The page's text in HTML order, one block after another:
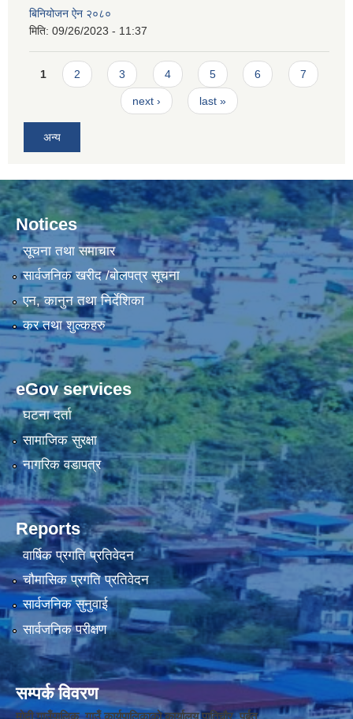
बिनियोजन ऐन २०८०
मिति: 09/26/2023 - 11:37
Pages
1 2 3 4 5 6 7
next › last »
अन्य
Notices
सूचना तथा समाचार
सार्वजनिक खरीद /बोलपत्र सूचना
एन, कानुन तथा निर्देशिका
कर तथा शुल्कहरु
eGov services
घटना दर्ता
सामाजिक सुरक्षा
नागरिक वडापत्र
Reports
वार्षिक प्रगति प्रतिवेदन
चौमासिक प्रगति प्रतिवेदन
सार्वजनिक सुनुवाई
सार्वजनिक परीक्षण
सम्पर्क विवरण
मोदी गाउँपालिक गाउँ कार्यपालिकाको कार्यालय पातिचौर, पर्बत